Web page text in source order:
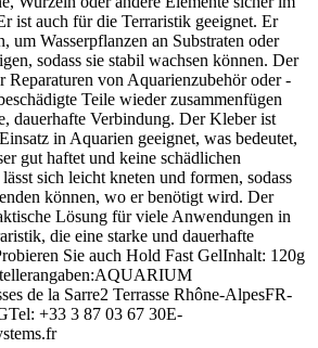
ist auch für die Terraristik geeignet. Er
um Wasserpflanzen an Substraten oder
sodass sie stabil wachsen können. Der
von Aquarienzubehör oder -
Teile wieder zusammenfügen
dauerhafte Verbindung. Der Kleber ist
in Aquarien geeignet, was bedeutet,
gut haftet und keine schädlichen
sich leicht kneten und formen, sodass
können, wo er benötigt wird. Der
Lösung für viele Anwendungen in
die eine starke und dauerhafte
Sie auch Hold Fast GelInhalt: 120g
de la Sarre2 Terrasse Rhône-AlpesFR-
+33 3 87 03 67 30E-